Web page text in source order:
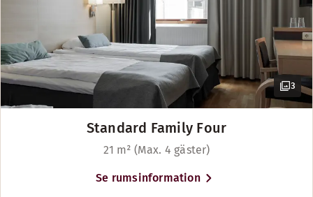
3
Standard Family Four
21 m² (Max. 4 gäster)
Se rumsinformation